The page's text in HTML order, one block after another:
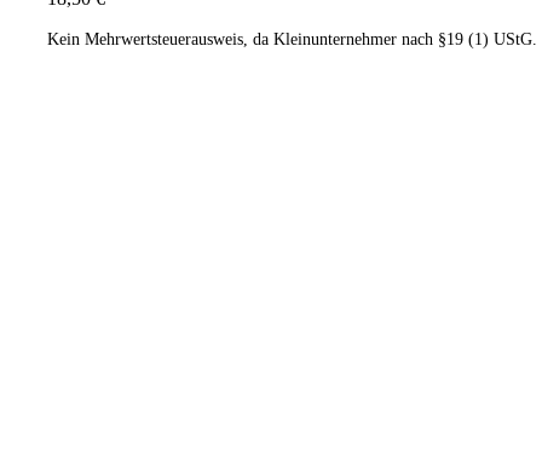
Kein Mehrwertsteuerausweis, da Kleinunternehmer nach §19 (1) UStG.